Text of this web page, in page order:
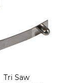
Tri Saw